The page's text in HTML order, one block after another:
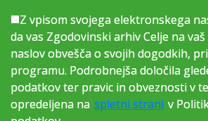
Z vpisom svojega elektronskega
da vas Zgodovinski arhiv Celje na
naslov obvešča o svojih dogodkih,
programu. Podrobnejša določila
podatkov ter pravic in obveznosti v
opredeljena na spletni strani v